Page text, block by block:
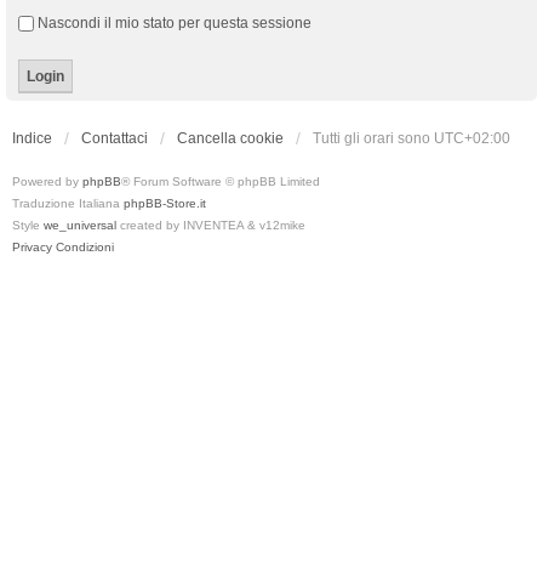
Nascondi il mio stato per questa sessione
Indice Contattaci Cancella cookie Tutti gli orari sono UTC+02:00
Powered by phpBB® Forum Software © phpBB Limited
Traduzione Italiana phpBB-Store.it
Style we_universal created by INVENTEA & v12mike
Privacy Condizioni